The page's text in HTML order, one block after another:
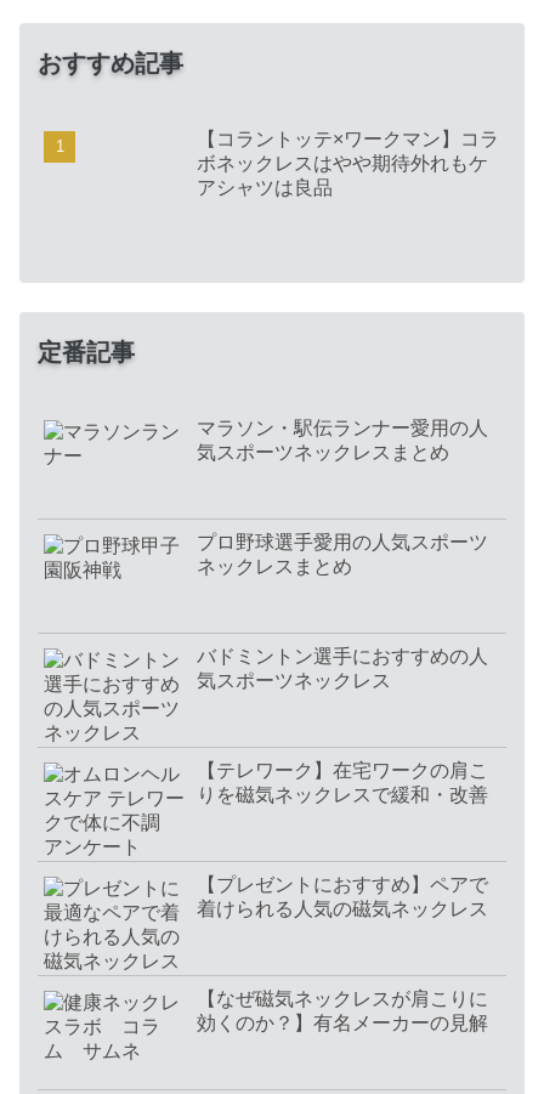
おすすめ記事
【コラントッテ×ワークマン】コラ
ボネックレスはやや期待外れもケ
アシャツは良品
定番記事
マラソン・駅伝ランナー愛用の人
気スポーツネックレスまとめ
プロ野球選手愛用の人気スポーツ
ネックレスまとめ
バドミントン選手におすすめの人
気スポーツネックレス
【テレワーク】在宅ワークの肩こ
りを磁気ネックレスで緩和・改善
【プレゼントにおすすめ】ペアで
着けられる人気の磁気ネックレス
【なぜ磁気ネックレスが肩こりに
効くのか？】有名メーカーの見解